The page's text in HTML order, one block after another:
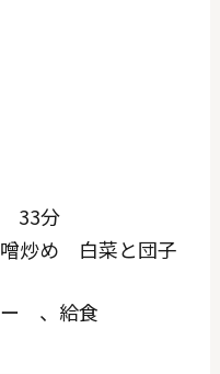
33分
炒め 白菜と団子
、給食